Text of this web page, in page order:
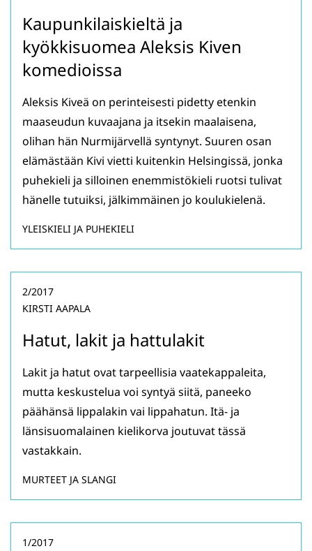
Kaupunkilaiskieltä ja
kyökkisuomea Aleksis Kiven
komedioissa
Aleksis Kiveä on perinteisesti pidetty etenkin
maaseudun kuvaajana ja itsekin maalaisena,
olihan hän Nurmijärvellä syntynyt. Suuren osan
elämästään Kivi vietti kuitenkin Helsingissä, jonka
puhekieli ja silloinen enemmistökieli ruotsi tulivat
hänelle tutuiksi, jälkimmäinen jo koulukielenä.
YLEISKIELI JA PUHEKIELI
Hatut, lakit ja hattulakit
2/2017
KIRSTI AAPALA
Lakit ja hatut ovat tarpeellisia vaatekappaleita,
mutta keskustelua voi syntyä siitä, paneeko
päähänsä lippalakin vai lippahatun. Itä- ja
länsisuomalainen kielikorva joutuvat tässä
vastakkain.
MURTEET JA SLANGI
1/2017